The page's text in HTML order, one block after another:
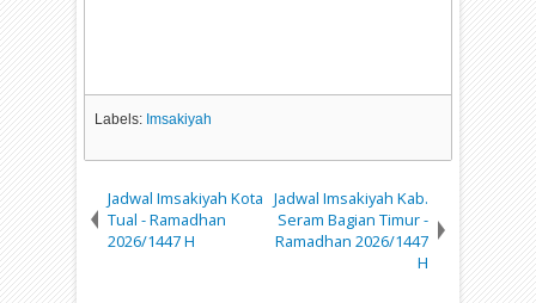
Labels: Imsakiyah
Jadwal Imsakiyah Kota
Tual - Ramadhan
2026/1447 H
Jadwal Imsakiyah Kab.
Seram Bagian Timur -
Ramadhan 2026/1447
H